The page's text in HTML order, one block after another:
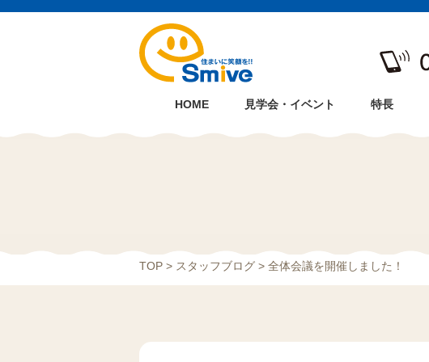
HOME 見学会・イベント 特長
TOP > スタッフブログ > 全体会議を開催しました！